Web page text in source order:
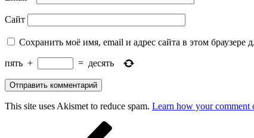
Сайт
Сохранить моё имя, email и адрес сайта в этом
пять + = десять
This site uses Akismet to reduce spam. Learn how your comment